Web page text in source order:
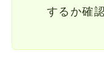
するか確